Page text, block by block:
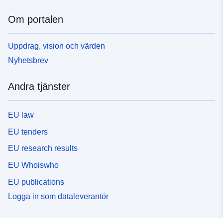
Om portalen
Uppdrag, vision och värden
Nyhetsbrev
Andra tjänster
EU law
EU tenders
EU research results
EU Whoiswho
EU publications
Logga in som dataleverantör